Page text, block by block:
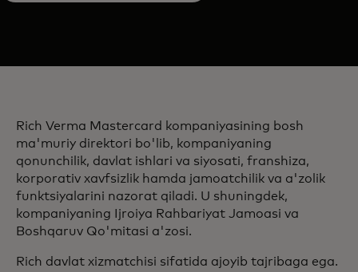
Rich Verma Mastercard kompaniyasining bosh
ma'muriy direktori bo'lib, kompaniyaning
qonunchilik, davlat ishlari va siyosati, franshiza,
korporativ xavfsizlik hamda jamoatchilik va a'zolik
funktsiyalarini nazorat qiladi. U shuningdek,
kompaniyaning Ijroiya Rahbariyat Jamoasi va
Boshqaruv Qo'mitasi a'zosi.
Rich davlat xizmatchisi sifatida ajoyib tajribaga ega.